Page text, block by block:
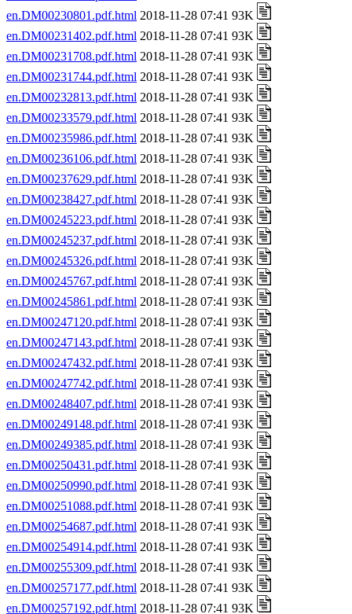
en.DM00230801.pdf.html 2018-11-28 07:41 93K
en.DM00231402.pdf.html 2018-11-28 07:41 93K
en.DM00231708.pdf.html 2018-11-28 07:41 93K
en.DM00231744.pdf.html 2018-11-28 07:41 93K
en.DM00232813.pdf.html 2018-11-28 07:41 93K
en.DM00233579.pdf.html 2018-11-28 07:41 93K
en.DM00235986.pdf.html 2018-11-28 07:41 93K
en.DM00236106.pdf.html 2018-11-28 07:41 93K
en.DM00237629.pdf.html 2018-11-28 07:41 93K
en.DM00238427.pdf.html 2018-11-28 07:41 93K
en.DM00245223.pdf.html 2018-11-28 07:41 93K
en.DM00245237.pdf.html 2018-11-28 07:41 93K
en.DM00245326.pdf.html 2018-11-28 07:41 93K
en.DM00245767.pdf.html 2018-11-28 07:41 93K
en.DM00245861.pdf.html 2018-11-28 07:41 93K
en.DM00247120.pdf.html 2018-11-28 07:41 93K
en.DM00247143.pdf.html 2018-11-28 07:41 93K
en.DM00247432.pdf.html 2018-11-28 07:41 93K
en.DM00247742.pdf.html 2018-11-28 07:41 93K
en.DM00248407.pdf.html 2018-11-28 07:41 93K
en.DM00249148.pdf.html 2018-11-28 07:41 93K
en.DM00249385.pdf.html 2018-11-28 07:41 93K
en.DM00250431.pdf.html 2018-11-28 07:41 93K
en.DM00250990.pdf.html 2018-11-28 07:41 93K
en.DM00251088.pdf.html 2018-11-28 07:41 93K
en.DM00254687.pdf.html 2018-11-28 07:41 93K
en.DM00254914.pdf.html 2018-11-28 07:41 93K
en.DM00255309.pdf.html 2018-11-28 07:41 93K
en.DM00257177.pdf.html 2018-11-28 07:41 93K
en.DM00257192.pdf.html 2018-11-28 07:41 93K